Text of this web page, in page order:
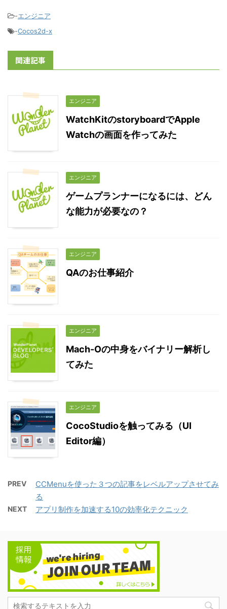
-エンジニア
-Cocos2d-x
関連記事
エンジニア
WatchKitのstoryboardでApple
Watchの画面を作ってみた
エンジニア
ゲームプランナーになるには、どん
な能力が必要なの？
エンジニア
QAのお仕事紹介
エンジニア
Mach-Oの中身をバイナリー解析し
てみた
エンジニア
CocoStudioを触ってみる（UI
Editor編）
PREV
CCMenuを使った３つの記事をレベルアップさせてみ
る
NEXT アプリ制作を加速する10の効率化テクニック